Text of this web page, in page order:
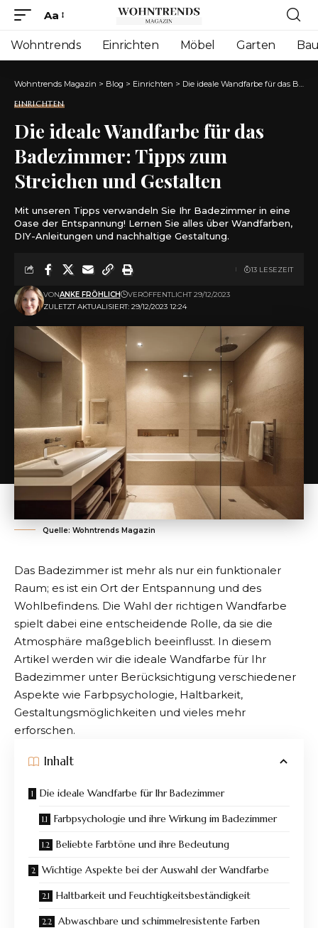
Font
Resizer
Aa
Wohntrends Einrichten Möbel Garten
Wohntrends Magazin > Blog > Einrichten > Die ideale Wandfarbe für das Badezimmer: Tipps zum Streichen und Gestalten
EINRICHTEN
Die ideale Wandfarbe für das
Badezimmer: Tipps zum
Streichen und Gestalten
Mit unseren Tipps verwandeln Sie Ihr Badezimmer in eine
Oase der Entspannung! Lernen Sie alles über Wandfarben,
DIY-Anleitungen und nachhaltige Gestaltung.
ZULETZT AKTUALISIERT: 29/12/2023 12:24
VONANKE FRÖHLICH VERÖFFENTLICHT 29/12/2023
13 LESEZEIT
Quelle: Wohntrends Magazin
Das Badezimmer ist mehr als nur ein funktionaler
Raum; es ist ein Ort der Entspannung und des
Wohlbefindens. Die Wahl der richtigen Wandfarbe
spielt dabei eine entscheidende Rolle, da sie die
Atmosphäre maßgeblich beeinflusst. In diesem
Artikel werden wir die ideale Wandfarbe für Ihr
Badezimmer unter Berücksichtigung verschiedener
Aspekte wie Farbpsychologie, Haltbarkeit,
Gestaltungsmöglichkeiten und vieles mehr
erforschen.
Inhalt
Die ideale Wandfarbe für Ihr Badezimmer
Farbpsychologie und ihre Wirkung im Badezimmer
Beliebte Farbtöne und ihre Bedeutung
Wichtige Aspekte bei der Auswahl der Wandfarbe
Haltbarkeit und Feuchtigkeitsbeständigkeit
Abwaschbare und schimmelresistente Farben